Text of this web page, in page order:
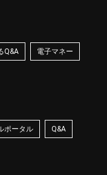
Q&A 電子マネー
ポータル Q&A